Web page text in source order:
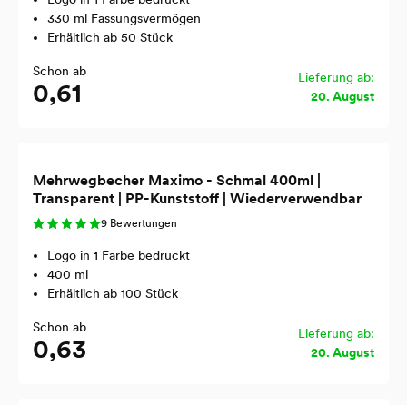
330 ml Fassungsvermögen
Erhältlich ab 50 Stück
Schon ab
0,61
Lieferung ab:
20. August
Mehrwegbecher Maximo - Schmal 400ml |
Transparent | PP-Kunststoff | Wiederverwendbar
9 Bewertungen
Logo in 1 Farbe bedruckt
400 ml
Erhältlich ab 100 Stück
Schon ab
0,63
Lieferung ab:
20. August